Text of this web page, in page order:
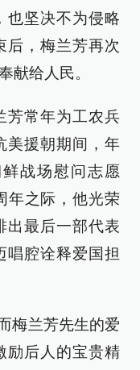
也坚决不为侵略
后，梅兰芳再次
献给人民。
芳常年为工农兵
美援朝期间，年
战场慰问志愿
年之际，他光荣
出最后一部代表
唱腔诠释爱国担
梅兰芳先生的爱
励后人的宝贵精